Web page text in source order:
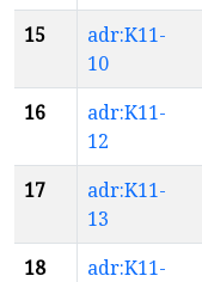
15
adr:K11-
10
16
adr:K11-
12
17
adr:K11-
13
18
adr:K11-